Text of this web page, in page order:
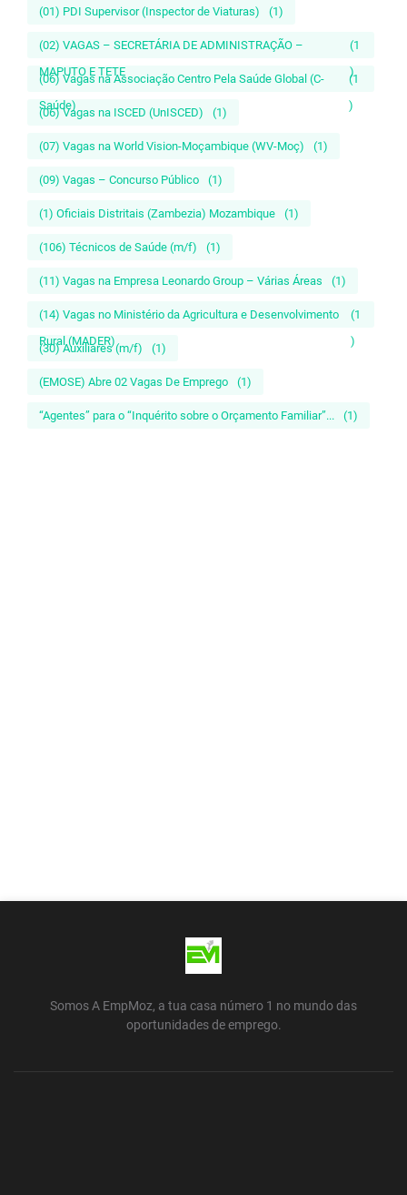
(01) PDI Supervisor (Inspector de Viaturas) (1)
(02) VAGAS – SECRETÁRIA DE ADMINISTRAÇÃO –
MAPUTO E TETE
(1
)
(06) Vagas na Associação Centro Pela Saúde Global (C-
Saúde)
(1
)
(06) Vagas na ISCED (UnISCED) (1)
(07) Vagas na World Vision-Moçambique (WV-Moç) (1)
(09) Vagas – Concurso Público (1)
(1) Oficiais Distritais (Zambezia) Mozambique (1)
(106) Técnicos de Saúde (m/f) (1)
(11) Vagas na Empresa Leonardo Group – Várias Áreas (1)
(14) Vagas no Ministério da Agricultura e Desenvolvimento
Rural (MADER)
(1
)
(30) Auxiliares (m/f) (1)
(EMOSE) Abre 02 Vagas De Emprego (1)
“Agentes” para o “Inquérito sobre o Orçamento Familiar”... (1)
Somos A EmpMoz, a tua casa número 1 no mundo das
oportunidades de emprego.